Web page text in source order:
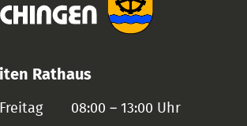
Rathaus
08:00 – 13:00 Uhr